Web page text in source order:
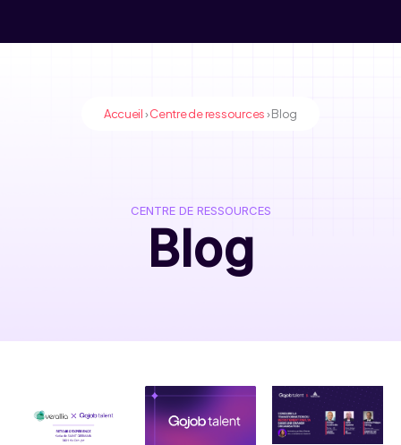
Accueil›Centre de ressources›Blog
CENTRE DE RESSOURCES
Blog